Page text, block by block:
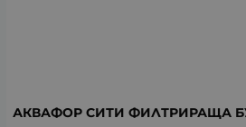
АКВАФОР СИТИ ФИЛТРИРАЩА